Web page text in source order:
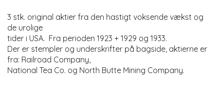
3 stk. original aktier fra den hastigt voksende vækst og
de urolige
tider i USA. Fra perioden 1923 + 1929 og 1933.
Der er stempler og underskrifter på bagside, aktierne er
fra: Railroad Company,
National Tea Co. og North Butte Mining Company.